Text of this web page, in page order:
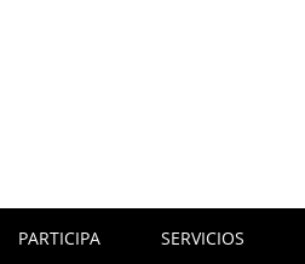
PARTICIPA SERVICIOS